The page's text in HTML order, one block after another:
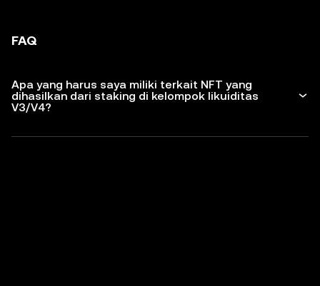
FAQ
Apa yang harus saya miliki terkait NFT yang
dihasilkan dari staking di kelompok likuiditas
V3/V4?